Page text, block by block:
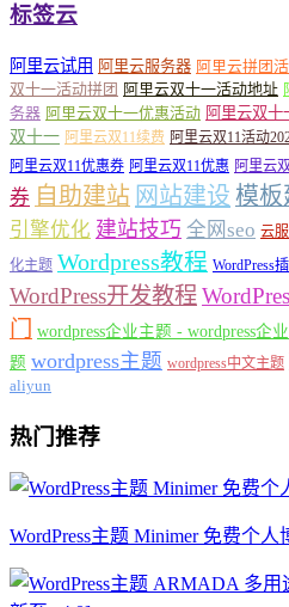
标签云
阿里云试用 阿里云服务器 阿里云拼团
双十一活动拼团 阿里云双十一活动地址
务器 阿里云双十一优惠活动 阿里云双十
双十一 阿里云双11续费 阿里云双11活动
阿里云双11优惠券 阿里云双11优惠 阿里云
券 自助建站 网站建设 模板
引擎优化 建站技巧 全网seo 云
化主题 Wordpress教程 WordPress
WordPress开发教程
门
wordpress企业主题 - wordpress企
题 wordpress主题 wordpress中文主题
aliyun
热门推荐
WordPress主题 Minimer 免费个人